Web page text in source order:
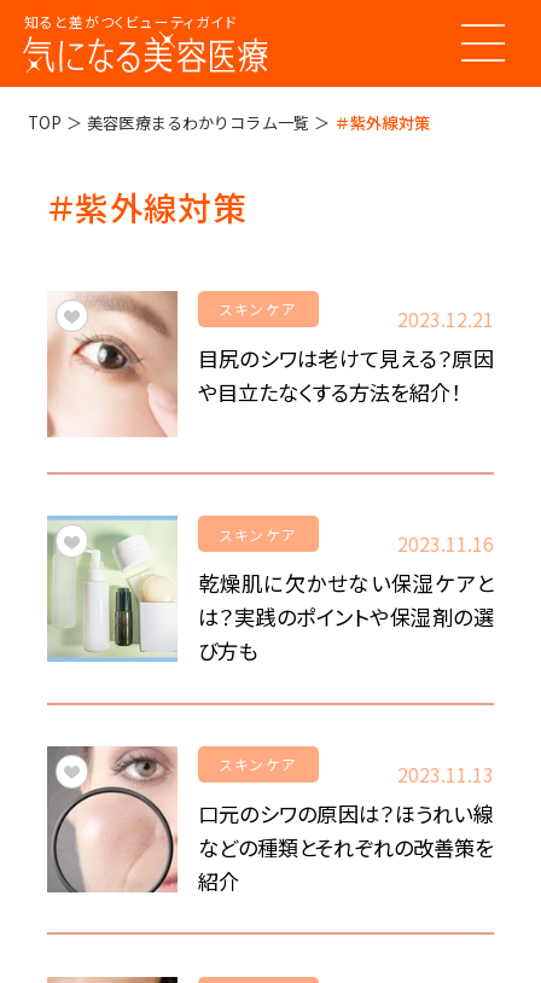
知ると差がつくビューティガイド
トップページ
美容医療ってなんだろう？
美容医療キーワード辞典
美容医療まるわかりコラム
お悩みからコラムをさがす
コラム一覧
美容医療クリニック紹介
For CLINIC
TOP 美容医療まるわかりコラム一覧 ＃紫外線対策
＃紫外線対策
スキンケア 2023.12.21
目尻のシワは老けて見える？原因
や目立たなくする方法を紹介！
スキンケア 2023.11.16
乾燥肌に欠かせない保湿ケアと
は？実践のポイントや保湿剤の選
び方も
スキンケア 2023.11.13
口元のシワの原因は？ほうれい線
などの種類とそれぞれの改善策を
紹介